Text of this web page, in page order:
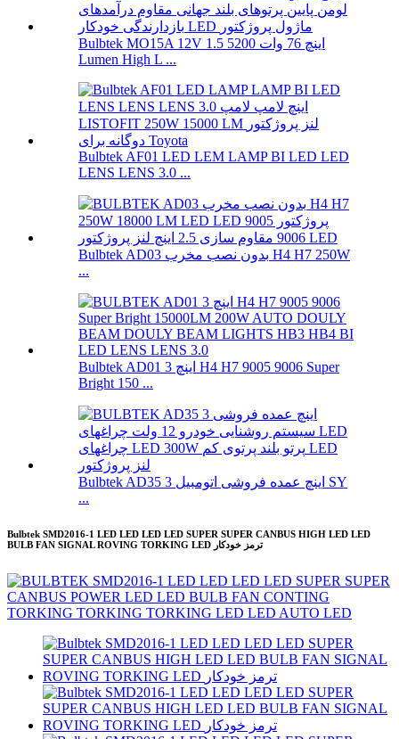
Bulbtek MO15A 12V 1.5 اینچ 76 وات 5200
Lumen High L ...
Bulbtek AF01 LED LEM LAMP BI LED LED
LENS LENS 3.0 ...
Bulbtek AD03 بدون نصب مخرب H4 H7 250W
...
Bulbtek AD01 3 اینچ H4 H7 9005 9006 Super
Bright 150 ...
Bulbtek AD35 3 اینچ عمده فروشی اتومبیل SY
...
Bulbtek SMD2016-1 LED LED LED LED SUPER SUPER CANBUS HIGH LED LED
BULB FAN SIGNAL ROVING TORKING LED ترمز خودکار